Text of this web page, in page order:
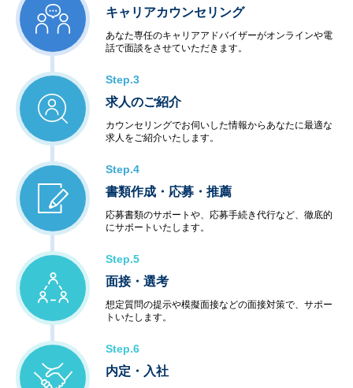
キャリアカウンセリング
あなた専任のキャリアアドバイザーがオンラインや電
話で面談をさせていただきます。
Step.3
求人のご紹介
カウンセリングでお伺いした情報からあなたに最適な
求人をご紹介いたします。
Step.4
書類作成・応募・推薦
応募書類のサポートや、応募手続き代行など、徹底的
にサポートいたします。
Step.5
面接・選考
想定質問の提示や模擬面接などの面接対策で、サポー
トいたします。
Step.6
内定・入社